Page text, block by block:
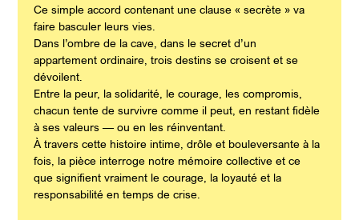
Ce simple accord contenant une clause « secrète » va
faire basculer leurs vies.
Dans l’ombre de la cave, dans le secret d’un
appartement ordinaire, trois destins se croisent et se
dévoilent.
Entre la peur, la solidarité, le courage, les compromis,
chacun tente de survivre comme il peut, en restant fidèle
à ses valeurs — ou en les réinventant.
À travers cette histoire intime, drôle et bouleversante à la
fois, la pièce interroge notre mémoire collective et ce
que signifient vraiment le courage, la loyauté et la
responsabilité en temps de crise.